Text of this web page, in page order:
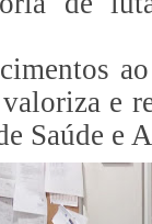
e
Saúde e